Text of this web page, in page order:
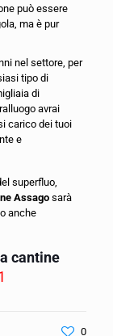
può essere
ma è pur
nel settore, per
tipo di
di
avrai
carico dei tuoi
e
superfluo,
Assago sarà
anche
cantine
0